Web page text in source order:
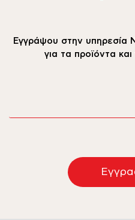
Εγγράψου στην υπηρεσία
για τα προϊόντα